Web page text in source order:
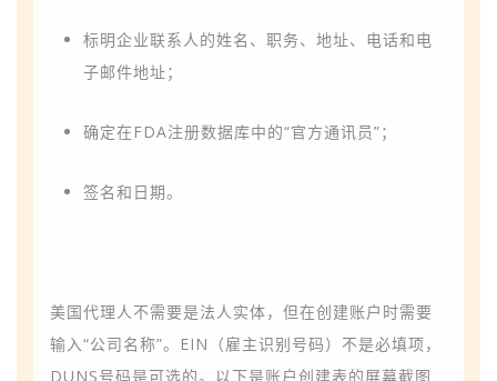
标明企业联系人的姓名、职务、地址、电话和电
子邮件地址；
确定在FDA注册数据库中的“官方通讯员”；
签名和日期。
美国代理人不需要是法人实体，但在创建账户时需要
输入“公司名称”。EIN（雇主识别号码）不是必填项，
DUNS号码是可选的。以下是账户创建表的屏幕截图